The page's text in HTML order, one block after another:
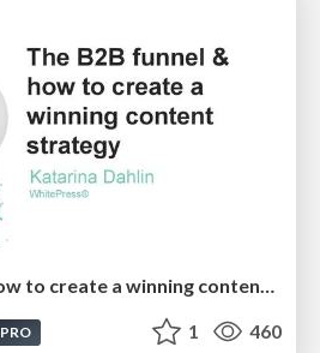
The B2B funnel & how to create a winning content strategy
PRO 1 460